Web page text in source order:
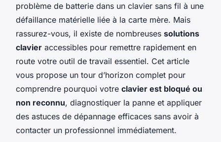
problème de batterie dans un clavier sans fil à une
défaillance matérielle liée à la carte mère. Mais
rassurez-vous, il existe de nombreuses solutions
clavier accessibles pour remettre rapidement en
route votre outil de travail essentiel. Cet article
vous propose un tour d’horizon complet pour
comprendre pourquoi votre clavier est bloqué ou
non reconnu, diagnostiquer la panne et appliquer
des astuces de dépannage efficaces sans avoir à
contacter un professionnel immédiatement.